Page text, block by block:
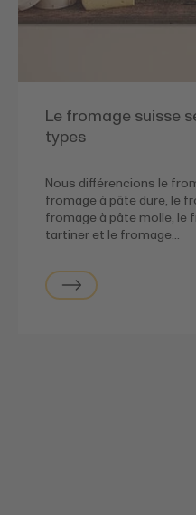
Le fromage suisse
types
Nous différencions le
fromage à pâte dure, le
fromage à pâte molle, le
tartiner et le fromage…